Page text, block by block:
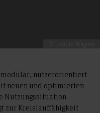
modular, nutzerorientiert
neuen und optimierten
Nutzungssituation
zur Kreislauffähigkeit